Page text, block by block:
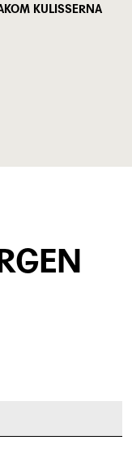
KULISSERNA